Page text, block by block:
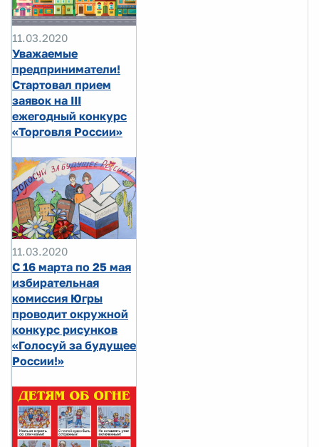
11.03.2020
Уважаемые
предприниматели!
Стартовал прием
заявок на III
ежегодный конкурс
«Торговля России»
11.03.2020
С 16 марта по 25 мая
избирательная
комиссия Югры
проводит окружной
конкурс рисунков
«Голосуй за будущее
России!»